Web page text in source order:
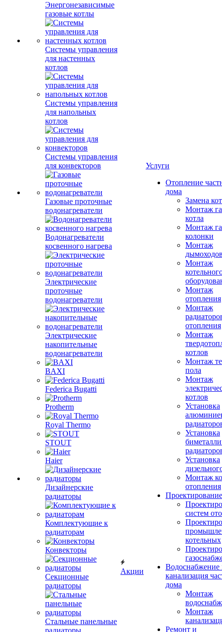
Энергонезависимые
газовые котлы
Системы управления
для настенных
котлов
Системы управления
для напольных
котлов
Системы управления
для конвекторов
Газовые проточные
водонагреватели
Водонагреватели
косвенного нагрева
Электрические
проточные
водонагреватели
Электрические
накопительные
водонагреватели
BAXI
Federica Bugatti
Protherm
Royal Thermo
STOUT
Haier
Дизайнерские
радиаторы
Комплектующие к
радиаторам
Конвекторы
Секционные
радиаторы
Стальные панельные
радиаторы
Акции
Услуги
Отопление
дома
Замена
Монтаж
котла
Монтаж
колонки
Монтаж
Монтаж
Монтаж
отопления
Монтаж
отопления
Монтаж
котлов
Монтаж
пола
Монтаж
котлов
Установка
Установка
Установка
Монтаж
отопления
Проектирование
систем
котельных
Водоснабжение
канализация
дома
Монтаж
Монтаж
Ремонт и